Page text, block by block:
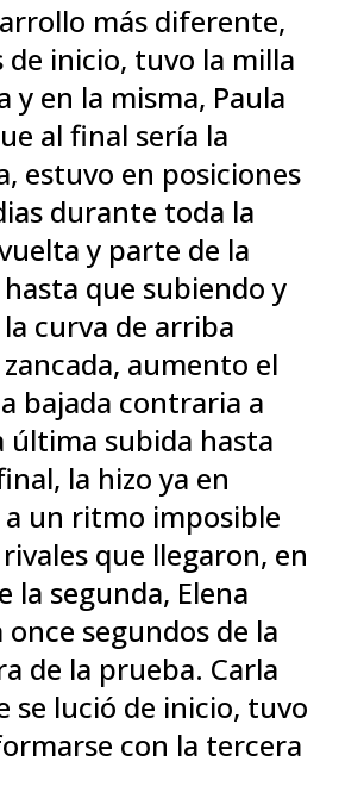
más diferente,
de inicio, tuvo la milla
y en la misma, Paula
al final sería la
estuvo en posiciones
durante toda la
y parte de la
que subiendo y
curva de arriba
aumento el
bajada contraria a
última subida hasta
la hizo ya en
un ritmo imposible
que llegaron, en
la segunda, Elena
once segundos de la
de la prueba. Carla
se lució de inicio, tuvo
con la tercera